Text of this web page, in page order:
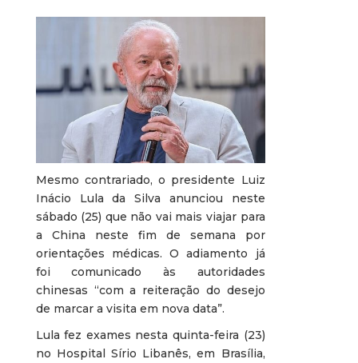
Mesmo contrariado, o presidente Luiz
Inácio Lula da Silva anunciou neste
sábado (25) que não vai mais viajar para
a China neste fim de semana por
orientações médicas. O adiamento já
foi comunicado às autoridades
chinesas “com a reiteração do desejo
de marcar a visita em nova data”.
Lula fez exames nesta quinta-feira (23)
no Hospital Sírio Libanês, em Brasília,